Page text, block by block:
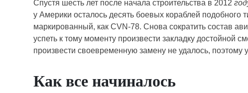
Спустя шесть лет после начала строительства в 2012
у Америки осталось десять боевых кораблей
маркированный, как CVN-78. Снова сократить состав
успеть к тому моменту произвести закладку достойной
произвести своевременную замену не удалось,
Как все начиналось